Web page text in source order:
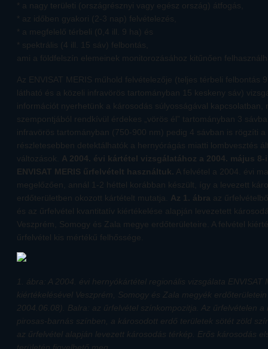
* a nagy területi (országrésznyi vagy egész ország) átfogás,
* az időben gyakori (2-3 nap) felvételezés,
* a megfelelő térbeli (0,4 ill. 9 ha) és
* spektrális (4 ill. 15 sáv) felbontás,
ami a földfelszín elemeinek monitorozásához kitűnően
Az ENVISAT MERIS műhold felvételezője (teljes térbeli felbontás
látható és a közeli infravörös tartományban 15 keskeny sáv)
információt nyerhetünk a károsodás súlyosságával kapcsolatban,
szempontjából rendkívül érdekes „vörös él” tartományban 3
infravörös tartományban (750-900 nm) pedig 4 sávban is rögzíti
részletesebben detektálhatók a hernyórágás miatti lombvesztés
változások. A 2004. évi kártétel vizsgálatához a 2004. május
ENVISAT MERIS űrfelvételt használtuk. A felvétel a 2004. évi
megelőzően, annál 1-2 héttel korábban készült, így a levezett
erdőterületben okozott kártételt mutatja. Az 1. ábra az
és az űrfelvétel kvantitatív kiértékelése alapján levezetett
Veszprém, Somogy és Zala megye erdőterületeire. A felvétel
űrfelvétel kis mértékű felhőssége.
1. ábra: A 2004. évi hernyókártétel regionális vizsgálata ENVISAT
kiértékelésével Veszprém, Somogy és Zala megyék
2004.06.08). Balra: az űrfelvétel színkompozitja. Az űrfelvételen
pirosas-barnás színben, a károsodott erdő területek sötét zöld
az űrfelvétel alapján levezett károsodás térkép. Erős károsodás